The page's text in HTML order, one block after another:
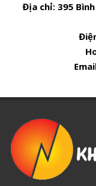
Địa chỉ: 395